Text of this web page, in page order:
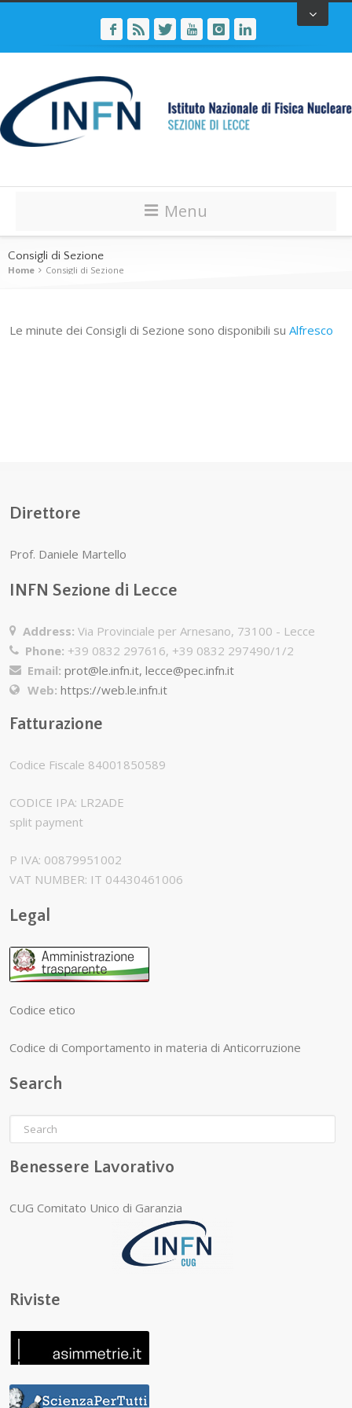
Menu
Consigli di Sezione
Home Consigli di Sezione
Le minute dei Consigli di Sezione sono disponibili su Alfresco
Direttore
Prof. Daniele Martello
INFN Sezione di Lecce
Address: Via Provinciale per Arnesano, 73100 - Lecce
Phone: +39 0832 297616, +39 0832 297490/1/2
Email: prot@le.infn.it, lecce@pec.infn.it
Web: https://web.le.infn.it
Fatturazione
Codice Fiscale 84001850589
CODICE IPA: LR2ADE
split payment
P IVA: 00879951002
VAT NUMBER: IT 04430461006
Legal
Codice etico
Codice di Comportamento in materia di Anticorruzione
Search
Benessere Lavorativo
CUG Comitato Unico di Garanzia
Riviste